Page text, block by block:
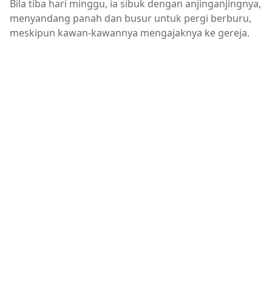
Bila tiba hari minggu, ia sibuk dengan anjinganjingnya,
menyandang panah dan busur untuk pergi berburu,
meskipun kawan-kawannya mengajaknya ke gereja.